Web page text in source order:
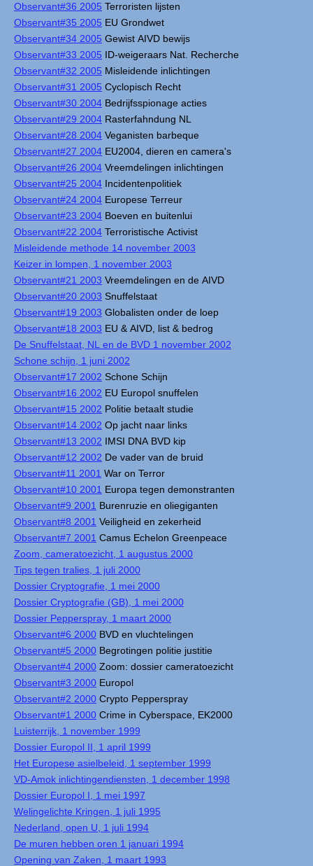
Observant#36 2005 Terroristen lijsten
Observant#35 2005 EU Grondwet
Observant#34 2005 Gewist AIVD bewijs
Observant#33 2005 ID-weigeraars Nat. Recherche
Observant#32 2005 Misleidende inlichtingen
Observant#31 2005 Cyclopisch Recht
Observant#30 2004 Bedrijfsspionage acties
Observant#29 2004 Rasterfahndung NL
Observant#28 2004 Veganisten barbeque
Observant#27 2004 EU2004, dieren en camera's
Observant#26 2004 Vreemdelingen inlichtingen
Observant#25 2004 Incidentenpolitiek
Observant#24 2004 Europese Terreur
Observant#23 2004 Boeven en buitenlui
Observant#22 2004 Terroristische Activist
Misleidende methode 14 november 2003
Keizer in lompen, 1 november 2003
Observant#21 2003 Vreemdelingen en de AIVD
Observant#20 2003 Snuffelstaat
Observant#19 2003 Globalisten onder de loep
Observant#18 2003 EU & AIVD, list & bedrog
De Snuffelstaat, NL en de BVD 1 november 2002
Schone schijn, 1 juni 2002
Observant#17 2002 Schone Schijn
Observant#16 2002 EU Europol snuffelen
Observant#15 2002 Politie betaalt studie
Observant#14 2002 Op jacht naar links
Observant#13 2002 IMSI DNA BVD kip
Observant#12 2002 De vader van de bruid
Observant#11 2001 War on Terror
Observant#10 2001 Europa tegen demonstranten
Observant#9 2001 Burenruzie en oliegiganten
Observant#8 2001 Veiligheid en zekerheid
Observant#7 2001 Camus Echelon Greenpeace
Zoom, cameratoezicht, 1 augustus 2000
Tips tegen tralies, 1 juli 2000
Dossier Cryptografie, 1 mei 2000
Dossier Cryptografie (GB), 1 mei 2000
Dossier Pepperspray, 1 maart 2000
Observant#6 2000 BVD en vluchtelingen
Observant#5 2000 Begrotingen politie justitie
Observant#4 2000 Zoom: dossier cameratoezicht
Observant#3 2000 Europol
Observant#2 2000 Crypto Pepperspray
Observant#1 2000 Crime in Cyberspace, EK2000
Luisterrijk, 1 november 1999
Dossier Europol II, 1 april 1999
Het Europese asielbeleid, 1 september 1999
VD-Amok inlichtingendiensten, 1 december 1998
Dossier Europol I, 1 mei 1997
Welingelichte Kringen, 1 juli 1995
Nederland, open U, 1 juli 1994
De muren hebben oren 1 januari 1994
Opening van Zaken, 1 maart 1993